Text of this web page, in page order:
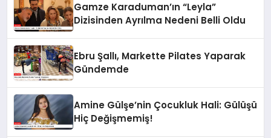
Gamze Karaduman’ın “Leyla”
Dizisinden Ayrılma Nedeni Belli Oldu
Ebru Şallı, Markette Pilates Yaparak
Gündemde
Amine Gülşe’nin Çocukluk Hali: Gülüşü
Hiç Değişmemiş!